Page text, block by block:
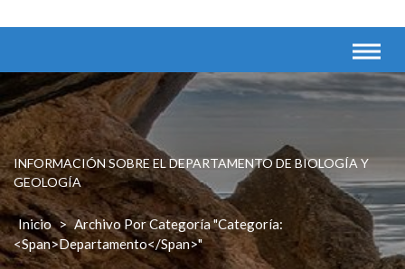
INFORMACIÓN SOBRE EL DEPARTAMENTO DE BIOLOGÍA Y
GEOLOGÍA
Inicio > Archivo Por Categoría "Categoría:
<span>Departamento</span>"